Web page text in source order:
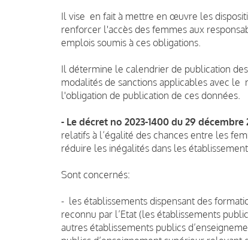
Il vise en fait à mettre en œuvre les
renforcer l'accès des femmes aux
emplois soumis à ces obligations.
Il détermine le calendrier de publication
modalités de sanctions applicables avec le
l'obligation de publication de ces données.
- Le décret no 2023-1400 du 29 décembre
relatifs à l’égalité des chances entre les
réduire les inégalités dans les
Sont concernés:
- les établissements dispensant des
reconnu par l’Etat (les établissements
autres établissements publics